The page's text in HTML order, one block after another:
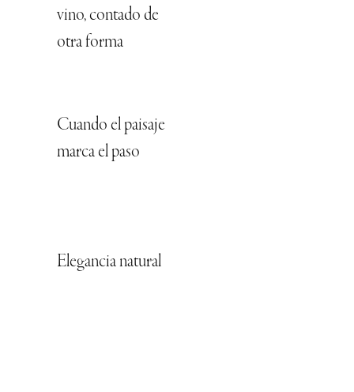
vino, contado de
otra forma
Cuando el paisaje
marca el paso
Elegancia natural